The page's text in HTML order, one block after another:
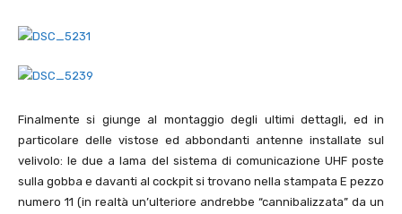
Finalmente si giunge al montaggio degli ultimi dettagli, ed in
particolare delle vistose ed abbondanti antenne installate sul
velivolo: le due a lama del sistema di comunicazione UHF poste
sulla gobba e davanti al cockpit si trovano nella stampata E pezzo
numero 11 (in realtà un’ulteriore andrebbe “cannibalizzata” da un